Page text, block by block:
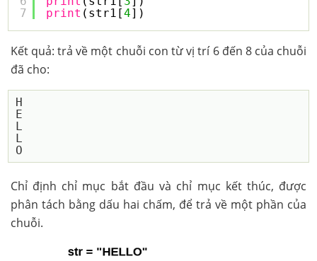
7
print (str1[4])
Kết quả: trả về một chuỗi con từ vị trí 6 đến 8 của chuỗi
đã cho:
H
E
L
L
Chỉ định chỉ mục bắt đầu và chỉ mục kết thúc, được
phân tách bằng dấu hai chấm, để trả về một phần của
chuỗi.